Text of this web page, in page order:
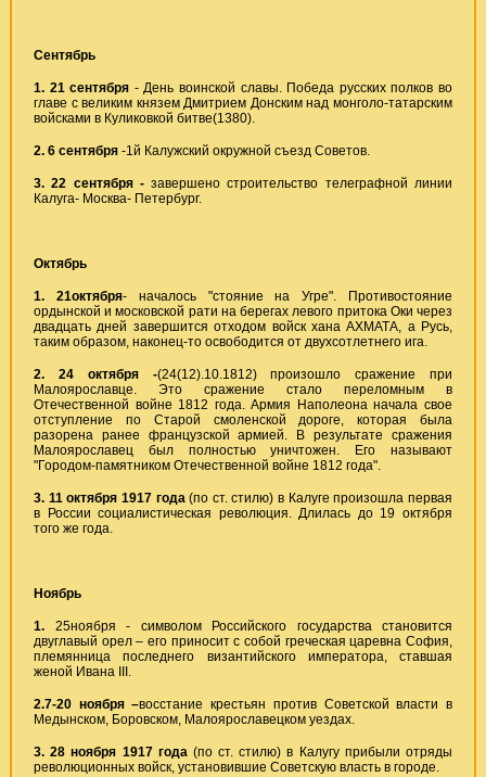
Сентябрь
1. 21 сентября - День воинской славы. Победа русских полков во
главе с великим князем Дмитрием Донским над монголо-татарским
войсками в Куликовкой битве(1380).
2. 6 сентября -1й Калужский окружной съезд Советов.
3. 22 сентября -завершено строительство телеграфной линии
Калуга- Москва- Петербург.
Октябрь
1. 21октября- началось "стояние на Угре". Противостояние
ордынской и московской рати на берегах левого притока Оки через
двадцать дней завершится отходом войск хана АХМАТА, а Русь,
таким образом, наконец-то освободится от двухсотлетнего ига.
2. 24 октября -(24(12).10.1812) произошло сражение при
Малоярославце. Это сражение стало переломным в
Отечественной войне 1812 года. Армия Наполеона начала свое
отступление по Старой смоленской дороге, которая была
разорена ранее французской армией. В результате сражения
Малоярославец был полностью уничтожен. Его называют
"Городом-памятником Отечественной войне 1812 года".
3. 11 октября 1917 года(по ст. стилю) в Калуге произошла первая
в России социалистическая революция. Длилась до 19 октября
того же года.
Ноябрь
1. 25ноября - символом Российского государства становится
двуглавый орел – его приносит с собой греческая царевна София,
племянница последнего византийского императора, ставшая
женой Ивана III.
2.7-20 ноября –восстание крестьян против Советской власти в
Медынском, Боровском, Малоярославецком уездах.
3. 28 ноября 1917 года(по ст. стилю) в Калугу прибыли отряды
революционных войск, установившие Советскую власть в городе.